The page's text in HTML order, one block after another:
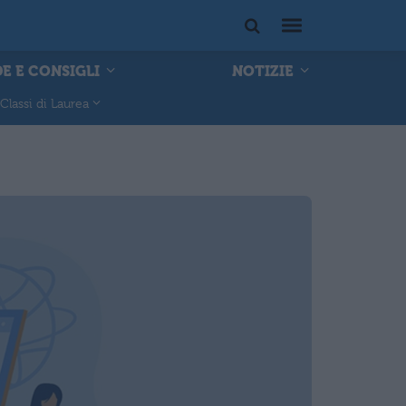
E CONSIGLI NOTIZIE
Classi di Laurea